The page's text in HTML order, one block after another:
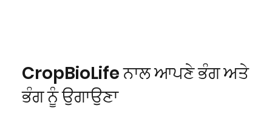
CropBioLife ਨਾਲ ਆਪਣੇ ਭੰਗ ਅਤੇ
ਭੰਗ ਨੂੰ ਉਗਾਉਣਾ